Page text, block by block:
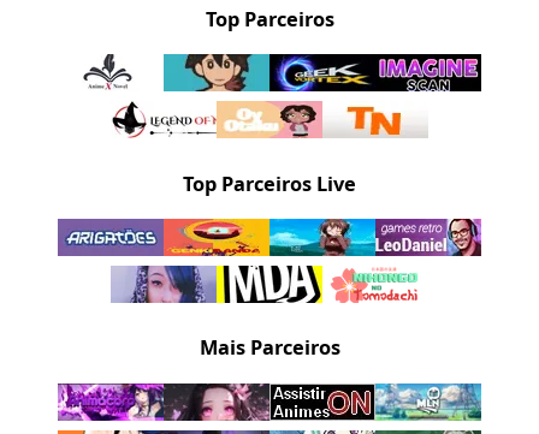
Top Parceiros
Top Parceiros Live
Mais Parceiros